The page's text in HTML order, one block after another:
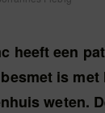
heeft een
is met
weten.